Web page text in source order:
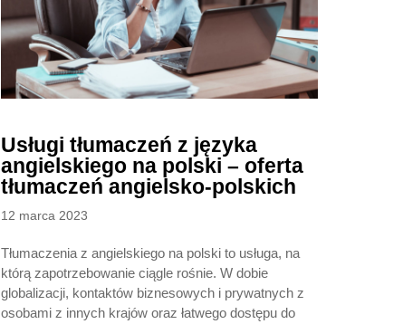
Usługi tłumaczeń z języka
angielskiego na polski – oferta
tłumaczeń angielsko-polskich
Posted
12 marca 2023
Tłumaczenia z angielskiego na polski to usługa, na
którą zapotrzebowanie ciągle rośnie. W dobie
globalizacji, kontaktów biznesowych i prywatnych z
osobami z innych krajów oraz łatwego dostępu do